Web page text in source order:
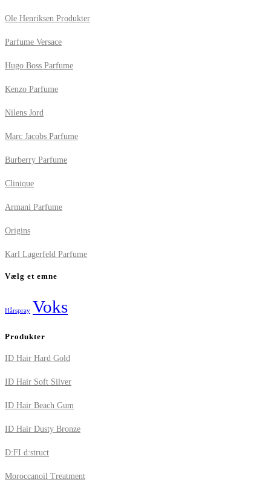
Ole Henriksen Produkter
Parfume Versace
Hugo Boss Parfume
Kenzo Parfume
Nilens Jord
Marc Jacobs Parfume
Burberry Parfume
Clinique
Armani Parfume
Origins
Karl Lagerfeld Parfume
Vælg et emne
Hårspray Voks
Produkter
ID Hair Hard Gold
ID Hair Soft Silver
ID Hair Beach Gum
ID Hair Dusty Bronze
D:FI d:struct
Moroccanoil Treatment